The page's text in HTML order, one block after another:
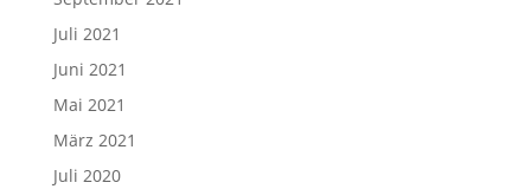
Juli 2021
Juni 2021
Mai 2021
März 2021
Juli 2020